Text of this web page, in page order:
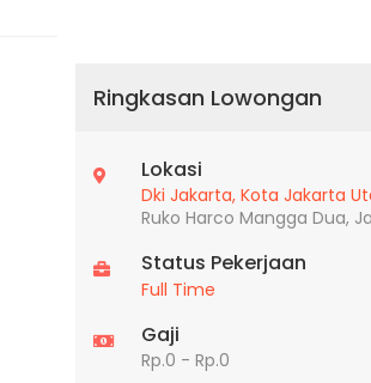
Ringkasan Lowongan
Lokasi
Dki Jakarta, Kota Jakarta
Ruko Harco Mangga Dua,
Status Pekerjaan
Full Time
Gaji
Rp.0 - Rp.0